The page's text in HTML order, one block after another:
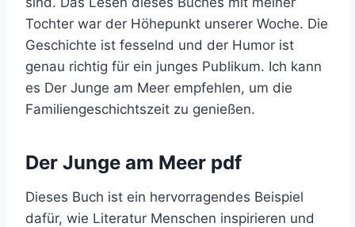
Tochter war der Höhepunkt unserer Woche. Die
Geschichte ist fesselnd und der Humor ist
genau richtig für ein junges Publikum. Ich kann
es Der Junge am Meer empfehlen, um die
Familiengeschichtszeit zu genießen.
Der Junge am Meer pdf
Dieses Buch ist ein hervorragendes Beispiel
dafür, wie Literatur Menschen inspirieren und